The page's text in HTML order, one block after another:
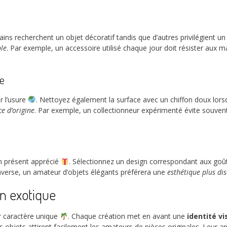
recherchent un objet décoratif tandis que d’autres privilégient
. Par exemple, un accessoire utilisé chaque jour doit résister aux
. Nettoyez également la surface avec un chiffon doux
d’origine. Par exemple, un collectionneur expérimenté évite
présent apprécié
. Sélectionnez un design correspondant aux
un amateur d’objets élégants préférera une esthétique plus
exotique
caractère unique . Chaque création met en avant une identité